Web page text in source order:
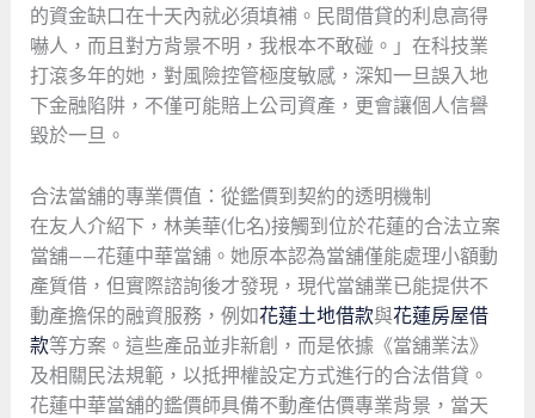
的資金缺口在十天內就必須填補。民間借貸的利息高得
嚇人，而且對方背景不明，我根本不敢碰。」在科技業
打滾多年的她，對風險控管極度敏感，深知一旦誤入地
下金融陷阱，不僅可能賠上公司資產，更會讓個人信譽
毀於一旦。
合法當舖的專業價值：從鑑價到契約的透明機制
在友人介紹下，林美華(化名)接觸到位於花蓮的合法立案
當舖——花蓮中華當舖。她原本認為當舖僅能處理小額動
產質借，但實際諮詢後才發現，現代當舖業已能提供不
動產擔保的融資服務，例如花蓮土地借款與花蓮房屋借
款等方案。這些產品並非新創，而是依據《當舖業法》
及相關民法規範，以抵押權設定方式進行的合法借貸。
花蓮中華當舖的鑑價師具備不動產估價專業背景，當天